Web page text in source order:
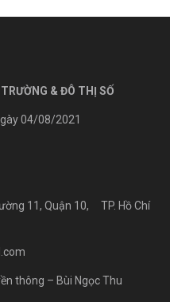
& ĐÔ THỊ SỐ
04/08/2021
11, Quận 10, TP. Hồ Chí
thông – Bùi Ngọc Thu